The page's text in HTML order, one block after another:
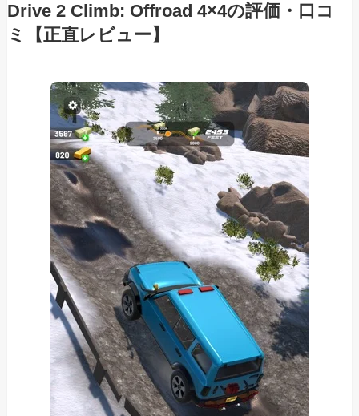
Drive 2 Climb: Offroad 4×4の評価・口コ
ミ【正直レビュー】